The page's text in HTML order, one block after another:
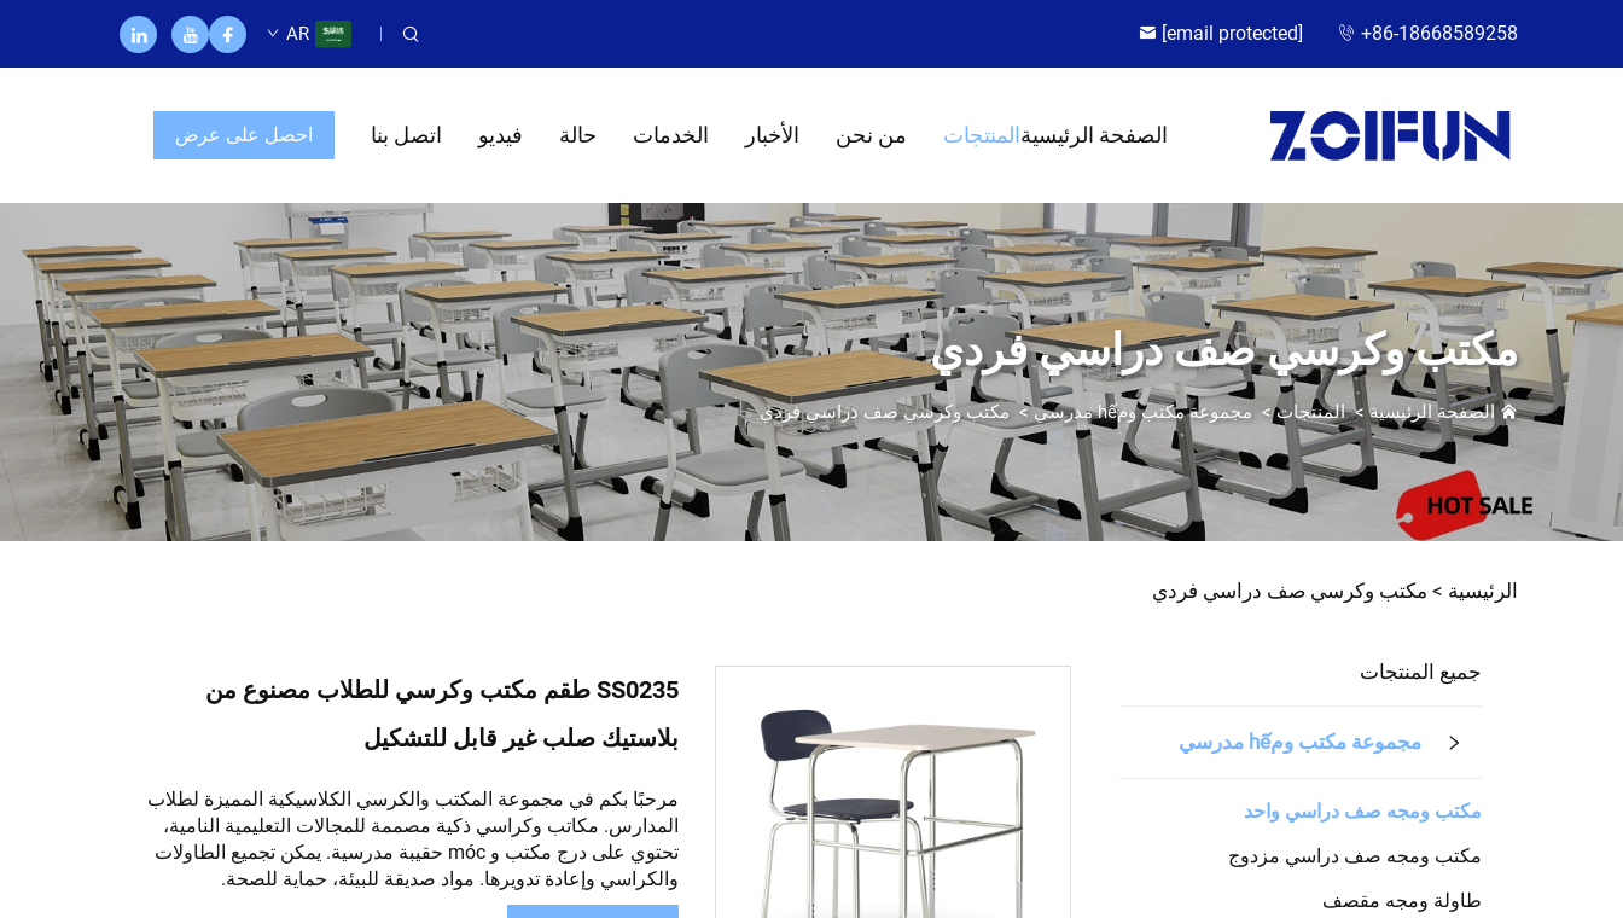
[email protected] +86-18668589258
AR
الصفحة الرئيسيةالمنتجات من نحن الأخبار الخدمات حالة فيديو اتصل بنا احصل على عرض
مكتب وكرسي صف دراسي فردي
الصفحة الرئيسية>المنتجات> مجموعة مكتب ومhế مدرسي > مكتب وكرسي صف دراسي فردي
الرئيسية > مكتب وكرسي صف دراسي فردي
جميع المنتجات
مجموعة مكتب ومhế مدرسي
مكتب ومجه صف دراسي واحد
مكتب ومجه صف دراسي مزدوج
طاولة ومجه مقصف
SS0235 طقم مكتب وكرسي للطلاب مصنوع من
بلاستيك صلب غير قابل للتشكيل
مرحبًا بكم في مجموعة المكتب والكرسي الكلاسيكية المميزة لطلاب
المدارس. مكاتب وكراسي ذكية مصممة للمجالات التعليمية النامية،
تحتوي على درج مكتب و móc حقيبة مدرسية. يمكن تجميع الطاولات
والكراسي وإعادة تدويرها. مواد صديقة للبيئة، حماية للصحة.